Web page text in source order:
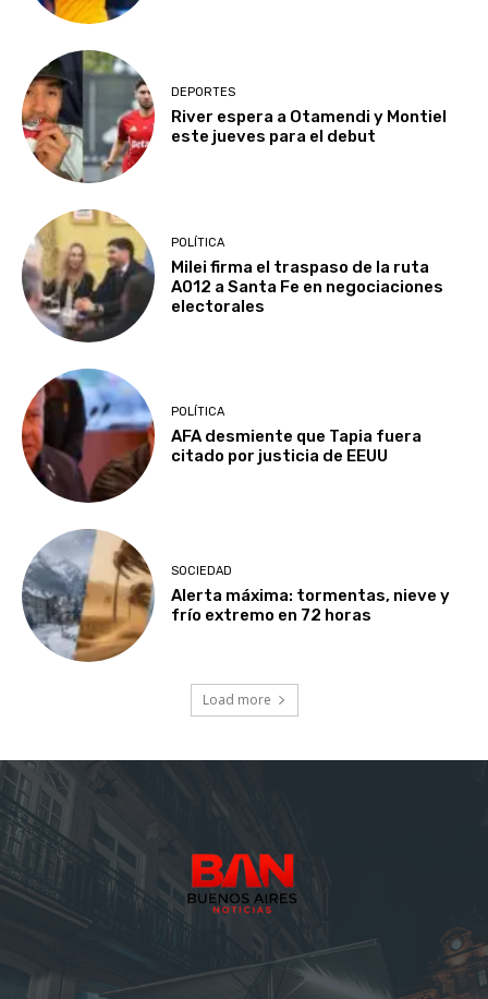
DEPORTES
River espera a Otamendi y Montiel
este jueves para el debut
POLÍTICA
Milei firma el traspaso de la ruta
A012 a Santa Fe en negociaciones
electorales
POLÍTICA
AFA desmiente que Tapia fuera
citado por justicia de EEUU
SOCIEDAD
Alerta máxima: tormentas, nieve y
frío extremo en 72 horas
Load more